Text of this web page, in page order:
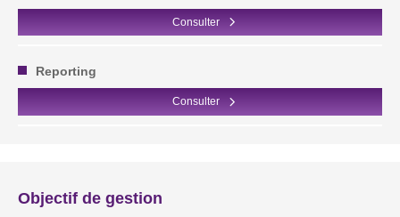
Consulter
Reporting
Consulter
Objectif de gestion